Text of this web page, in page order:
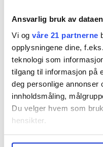
Ansvarlig bruk av
Vi og våre 21 partnerne
opplysningene dine,
teknologi som
tilgang til informasjon på
deg personlige annonser
innholdsmåling,
Du velger hvem som
hensikter.
Undermer infokan du
tariff Lønn frisør
Del artikkel